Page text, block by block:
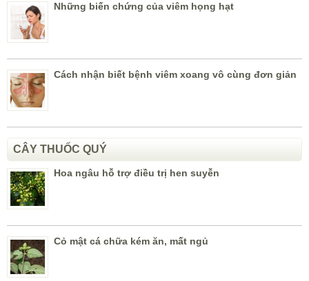
Những biến chứng của viêm họng hạt
Cách nhận biết bệnh viêm xoang vô cùng đơn giản
CÂY THUỐC QUÝ
Hoa ngâu hỗ trợ điều trị hen suyễn
Cỏ mật cá chữa kém ăn, mất ngủ